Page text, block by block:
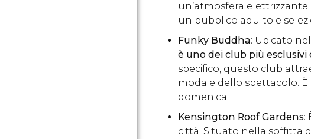
un’atmosfera
un pubblico adulto e
Funky Buddha: Ubicato
è uno dei club più esclusivi
specifico, questo club
moda e dello spettacolo.
domenica.
Kensington Roof Gardens:
città. Situato nella soffitta